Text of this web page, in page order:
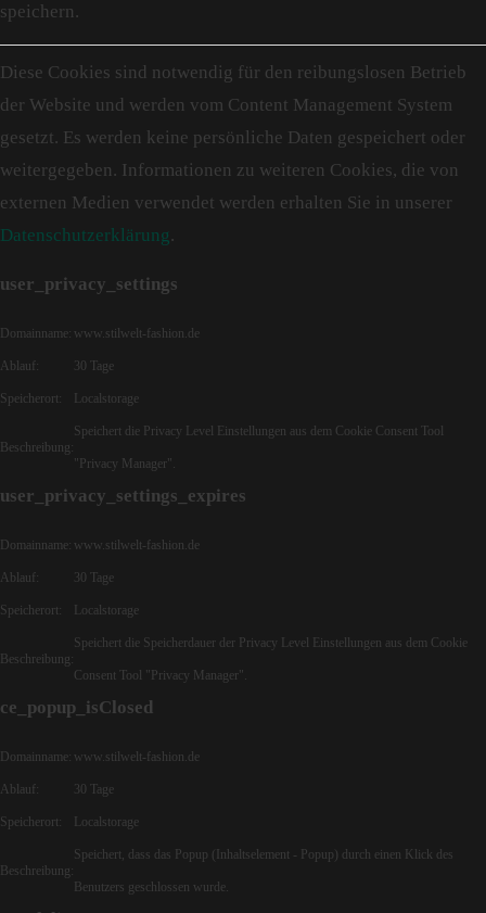
speichern.
Diese Cookies sind notwendig für den reibungslosen Betrieb
der Website und werden vom Content Management System
gesetzt. Es werden keine persönliche Daten gespeichert oder
weitergegeben. Informationen zu weiteren Cookies, die von
externen Medien verwendet werden erhalten Sie in unserer
Datenschutzerklärung .
user_privacy_settings
Domainname: www.stilwelt-fashion.de
Ablauf: 30 Tage
Speicherort: Localstorage
Beschreibung:
Speichert die Privacy Level Einstellungen aus dem Cookie Consent Tool
"Privacy Manager".
user_privacy_settings_expires
Domainname: www.stilwelt-fashion.de
Ablauf: 30 Tage
Speicherort: Localstorage
Beschreibung:
Speichert die Speicherdauer der Privacy Level Einstellungen aus dem Cookie
Consent Tool "Privacy Manager".
ce_popup_isClosed
Domainname: www.stilwelt-fashion.de
Ablauf: 30 Tage
Speicherort: Localstorage
Beschreibung:
Speichert, dass das Popup (Inhaltselement - Popup) durch einen Klick des
Benutzers geschlossen wurde.